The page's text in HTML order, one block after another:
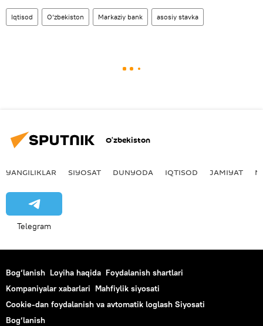
Iqtisod O‘zbekiston Markaziy bank asosiy stavka
O‘zbekiston
YANGILIKLAR SIYOSAT DUNYODA IQTISOD JAMIYAT
Telegram
Bog‘lanish Loyiha haqida Foydalanish shartlari
Kompaniyalar xabarlari Mahfiylik siyosati
Cookie-dan foydalanish va avtomatik loglash Siyosati
Bog‘lanish